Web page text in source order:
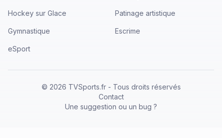
Hockey sur Glace Patinage artistique
Gymnastique Escrime
eSport
© 2026 TVSports.fr - Tous droits réservés
Contact
Une suggestion ou un bug ?